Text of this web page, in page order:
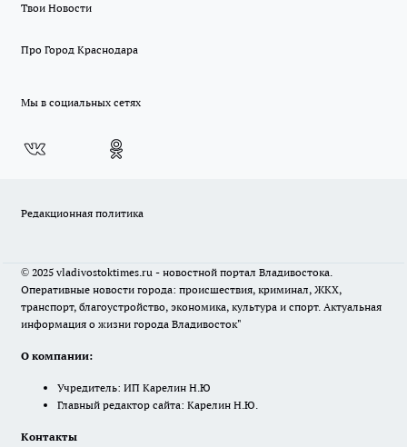
Твои Новости
Про Город Краснодара
Мы в социальных сетях
Редакционная политика
© 2025 vladivostoktimes.ru - новостной портал Владивостока.
Оперативные новости города: происшествия, криминал, ЖКХ,
транспорт, благоустройство, экономика, культура и спорт. Актуальная
информация о жизни города Владивосток"
О компании:
Учредитель: ИП Карелин Н.Ю
Главный редактор сайта: Карелин Н.Ю.
Контакты